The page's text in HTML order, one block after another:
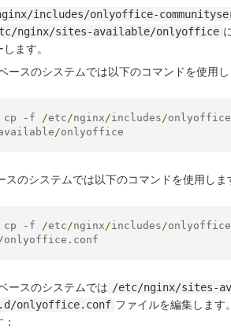
includes/onlyoffice-
nginx/sites-available/onlyoffice
ます。
ースのシステムでは以下のコマンドを使用し
cp - f /etc/nginx/includes/onlyoffice
/onlyoffice
スのシステムでは以下のコマンドを使用しま
cp - f /etc/nginx/includes/onlyoffice
onlyoffice . conf
ースのシステムでは /etc/nginx/sites-
onlyoffice.conf ファイルを編集します